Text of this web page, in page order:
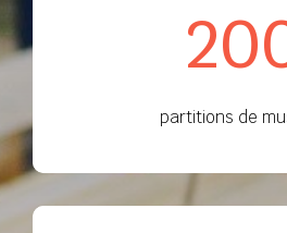
partitions de